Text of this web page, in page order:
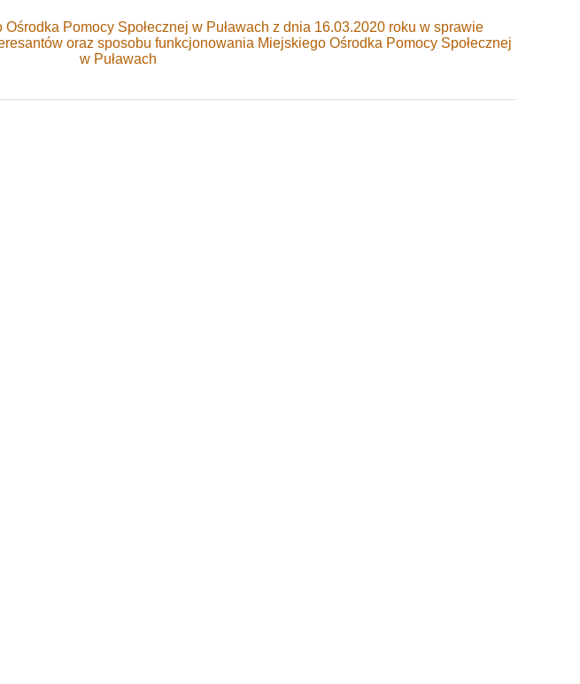
Pomocy Społecznej w Puławach z dnia 16.03.2020 roku w sprawie
oraz sposobu funkcjonowania Miejskiego Ośrodka Pomocy Społecznej
w Puławach